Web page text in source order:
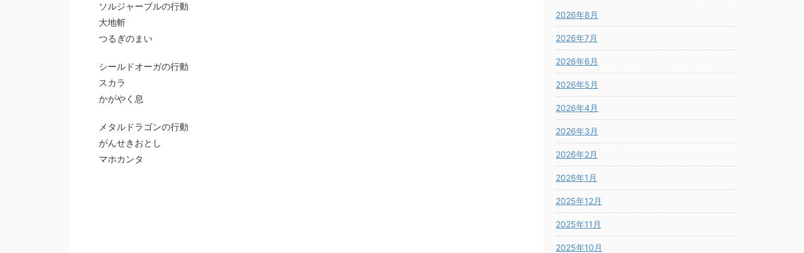
ソルジャーブルの行動
大地斬
つるぎのまい
シールドオーガの行動
スカラ
かがやく息
メタルドラゴンの行動
がんせきおとし
マホカンタ
2026年8月
2026年7月
2026年6月
2026年5月
2026年4月
2026年3月
2026年2月
2026年1月
2025年12月
2025年11月
2025年10月